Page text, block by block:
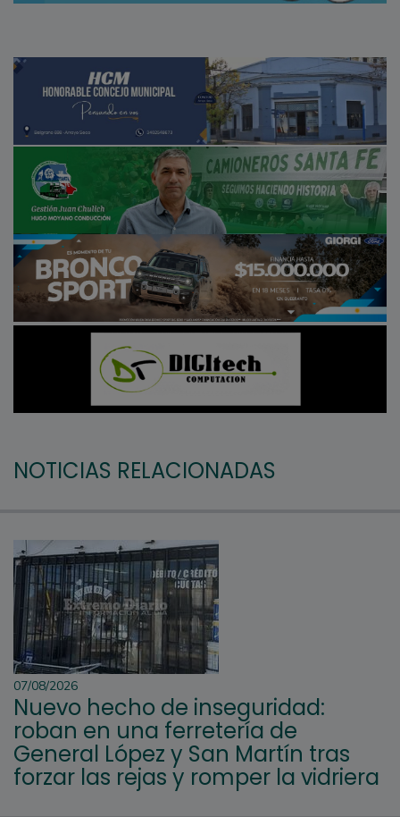
NOTICIAS RELACIONADAS
07/08/2026
Nuevo hecho de inseguridad:
roban en una ferretería de
General López y San Martín tras
forzar las rejas y romper la vidriera